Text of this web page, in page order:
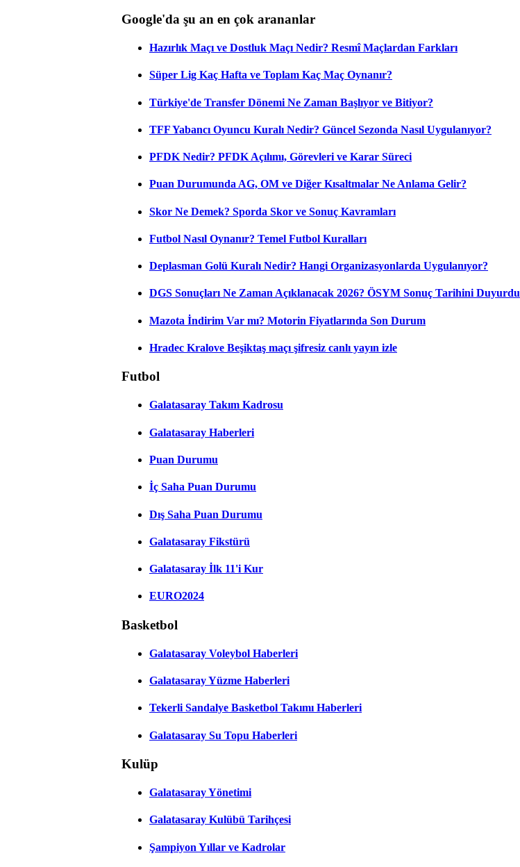
Google'da şu an en çok arananlar
Hazırlık Maçı ve Dostluk Maçı Nedir? Resmî Maçlardan Farkları
Süper Lig Kaç Hafta ve Toplam Kaç Maç Oynanır?
Türkiye'de Transfer Dönemi Ne Zaman Başlıyor ve Bitiyor?
TFF Yabancı Oyuncu Kuralı Nedir? Güncel Sezonda Nasıl Uygulanıyor?
PFDK Nedir? PFDK Açılımı, Görevleri ve Karar Süreci
Puan Durumunda AG, OM ve Diğer Kısaltmalar Ne Anlama Gelir?
Skor Ne Demek? Sporda Skor ve Sonuç Kavramları
Futbol Nasıl Oynanır? Temel Futbol Kuralları
Deplasman Golü Kuralı Nedir? Hangi Organizasyonlarda Uygulanıyor?
DGS Sonuçları Ne Zaman Açıklanacak 2026? ÖSYM Sonuç Tarihini Duyurdu
Mazota İndirim Var mı? Motorin Fiyatlarında Son Durum
Hradec Kralove Beşiktaş maçı şifresiz canlı yayın izle
Futbol
Galatasaray Takım Kadrosu
Galatasaray Haberleri
Puan Durumu
İç Saha Puan Durumu
Dış Saha Puan Durumu
Galatasaray Fikstürü
Galatasaray İlk 11'i Kur
EURO2024
Basketbol
Galatasaray Voleybol Haberleri
Galatasaray Yüzme Haberleri
Tekerli Sandalye Basketbol Takımı Haberleri
Galatasaray Su Topu Haberleri
Kulüp
Galatasaray Yönetimi
Galatasaray Kulübü Tarihçesi
Şampiyon Yıllar ve Kadrolar